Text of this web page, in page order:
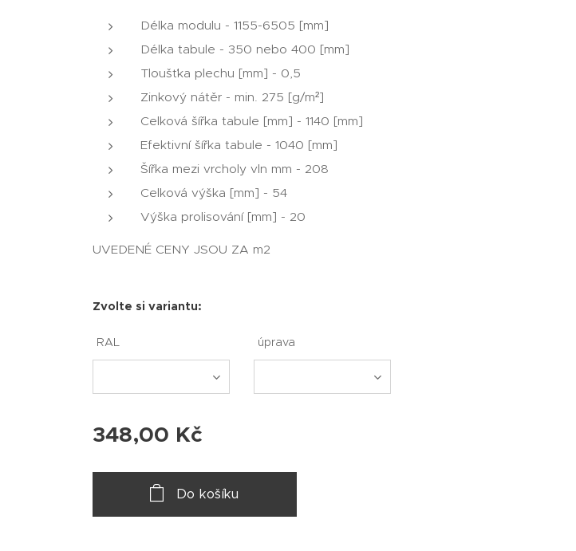
Délka modulu - 1155-6505 [mm]
Délka tabule - 350 nebo 400 [mm]
Tloušťka plechu [mm] - 0,5
Zinkový nátěr - min. 275 [g/m²]
Celková šířka tabule [mm] - 1140 [mm]
Efektivní šířka tabule - 1040 [mm]
Šířka mezi vrcholy vln mm - 208
Celková výška [mm] - 54
Výška prolisování [mm] - 20
UVEDENÉ CENY JSOU ZA m2
Zvolte si variantu:
RAL úprava
348,00 Kč
Do košíku